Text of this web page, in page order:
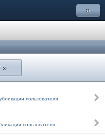
»
»
пользователя
пользователя